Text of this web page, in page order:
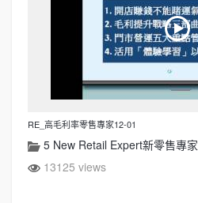
RE_高毛利率零售專家12-01
5 New Retail Expert新零售專家
13125 views